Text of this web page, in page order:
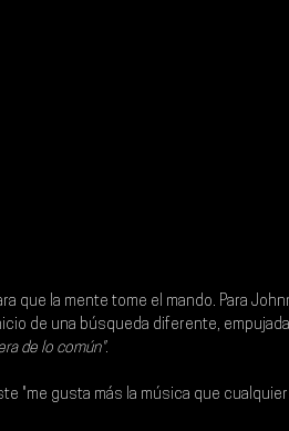
que la mente tome el mando. Para
de una búsqueda diferente,
de lo común".
"me gusta más la música que